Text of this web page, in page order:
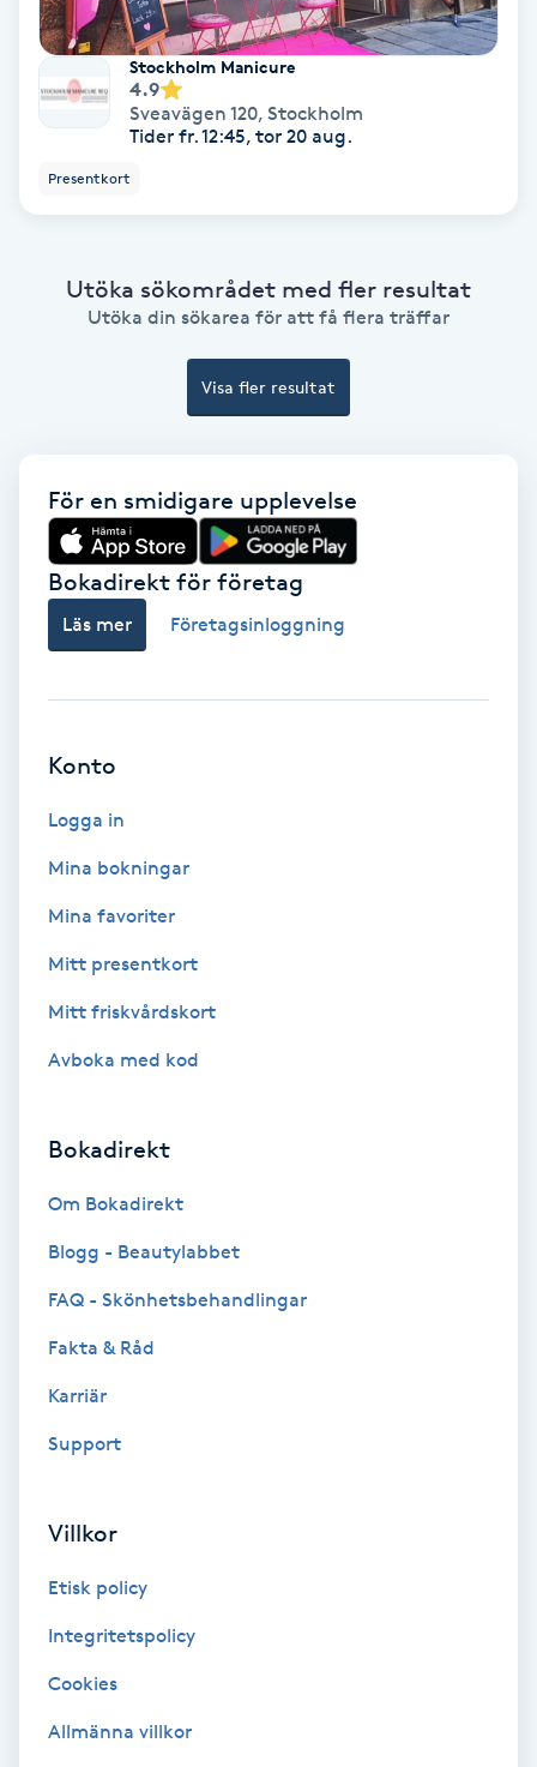
Fibromassage
Fillers
Fotmassage
Fransfärgning
Fransförlängning
Fransförlängning Megavolym
Fransrengöring
Frekvensterapi
Friskvårdsmassage
Funktionsanalys
Färgning
Gellack med förstärkning
Gravidmassage
Stockholm Manicure
4.9
Sveavägen 120, Stockholm
Tider fr. 12:45, tor 20 aug.
Presentkort
Utöka sökområdet med fler resultat
Utöka din sökarea för att få flera träffar
Visa fler resultat
För en smidigare upplevelse
Bokadirekt för företag
Läs mer Företagsinloggning
Konto
Logga in
Mina bokningar
Mina favoriter
Mitt presentkort
Mitt friskvårdskort
Avboka med kod
Bokadirekt
Om Bokadirekt
Blogg - Beautylabbet
FAQ - Skönhetsbehandlingar
Fakta & Råd
Karriär
Support
Villkor
Etisk policy
Integritetspolicy
Cookies
Allmänna villkor